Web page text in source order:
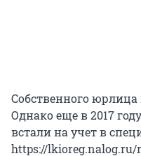
Собственного юрлица
Однако еще в 2017
встали на учет в
https://